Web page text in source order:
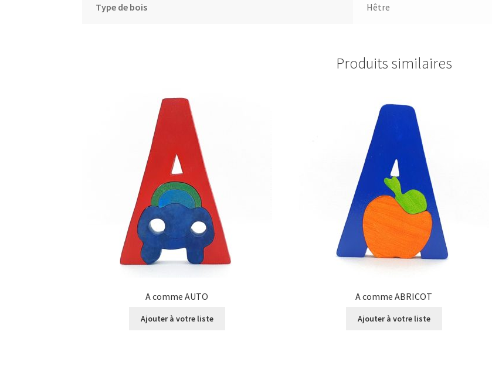
Type de bois Hêtre
Produits similaires
A comme AUTO
Ajouter à votre liste
A comme ABRICOT
Ajouter à votre liste